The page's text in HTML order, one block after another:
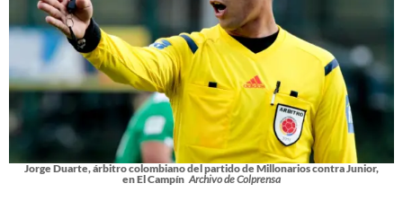
Jorge Duarte, árbitro colombiano del partido de Millonarios contra Junior,
en El Campín Archivo de Colprensa